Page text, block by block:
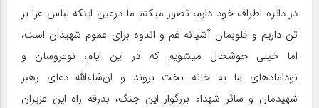
در دائره‌ اطراف خود دارم، تصور میکنم ما درعین اینکه لباس عزا بر
تن داریم و قلوبمان آشیانه غم و اندوه برای عموم شهیدان است،
اما خیلی خوشحال میشویم که در این ایام، نوعروسان و
نودامادهای ما به خانه بخت بروند و ان‌شاء‌الله دعای رهبر
شهیدمان و سائر شهداء بزرگوار این جنگ، بدرقه راه این عزیزان